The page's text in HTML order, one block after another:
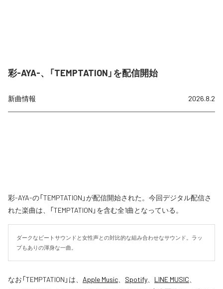
彩-AYA-、「TEMPTATION」を配信開始
新曲情報 2026.8.2
彩-AYA-の「TEMPTATION」が配信開始された。今回デジタル配信さ
れた楽曲は、「TEMPTATION」を含む全1曲となっている。
ダークなビートサウンドと女性声との対比的な組み合わせなサウンド。ラッ
プもありの渾身な一曲。
なお「TEMPTATION 」は、 Apple Music Spotify LINE MUSIC